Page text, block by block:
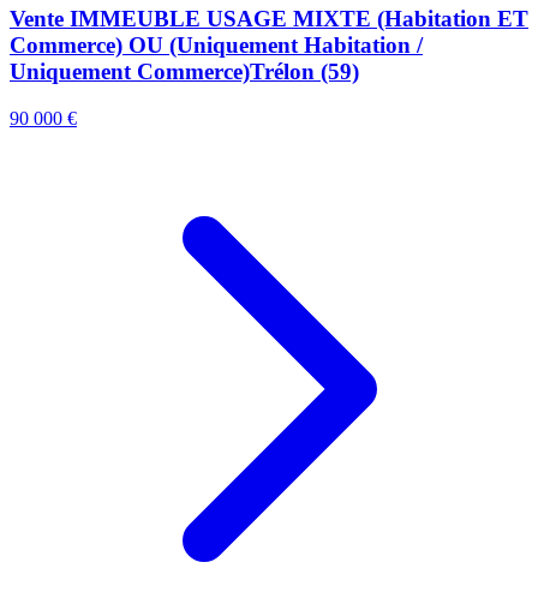
Vente IMMEUBLE USAGE MIXTE (Habitation ET
Commerce) OU (Uniquement Habitation /
Uniquement Commerce)Trélon (59)
90 000 €